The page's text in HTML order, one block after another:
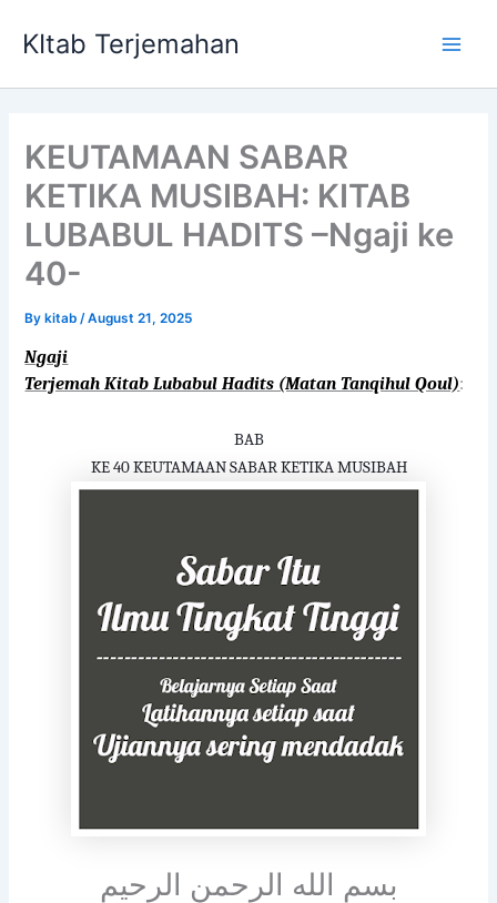
KItab Terjemahan
KEUTAMAAN SABAR
KETIKA MUSIBAH: KITAB
LUBABUL HADITS –Ngaji ke
40-
Bykitab /August 21, 2025
Ngaji
Terjemah Kitab Lubabul Hadits (Matan Tanqihul Qoul):
BAB
KE 40 KEUTAMAAN SABAR KETIKA MUSIBAH
بسم الله الرحمن الرحيم